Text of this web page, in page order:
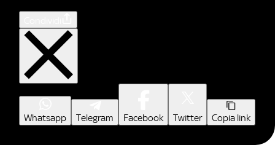
Whatsapp Telegram Facebook Twitter Copia link